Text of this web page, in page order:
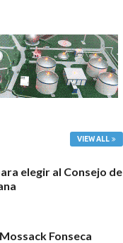
VIEW ALL
elegir al Consejo de
Fonseca